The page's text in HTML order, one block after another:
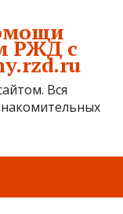
РЖД с
Вся